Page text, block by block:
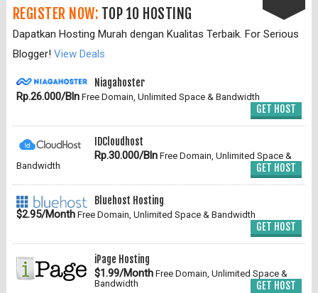
REGISTER NOW: TOP 10 HOSTING
Dapatkan Hosting Murah dengan Kualitas Terbaik. For Serious
Blogger! View Deals
Niagahoster
Rp.26.000/BlnFree Domain, Unlimited Space & Bandwidth
GET HOST
IDCloudhost
Rp.30.000/BlnFree Domain, Unlimited Space &
Bandwidth
GET HOST
Bluehost Hosting
$2.95/MonthFree Domain, Unlimited Space & Bandwidth
GET HOST
iPage Hosting
$1.99/MonthFree Domain, Unlimited Space &
Bandwidth
GET HOST